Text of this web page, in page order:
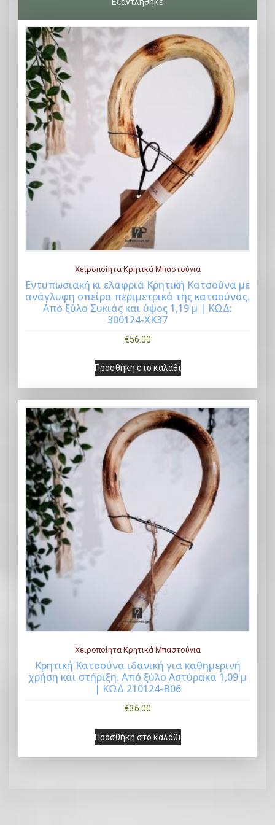
Buy Now
Χειροποίητα Κρητικά Μπαστούνια
Εντυπωσιακή κι ελαφριά Κρητική Κατσούνα με
ανάγλυφη σπείρα περιμετρικά της κατσούνας.
Από ξύλο Συκιάς και ύψος 1,19 μ | ΚΩΔ:
300124-ΧΚ37
€56.00
Προσθήκη στο καλάθι
Buy Now
Χειροποίητα Κρητικά Μπαστούνια
Κρητική Κατσούνα ιδανική για καθημερινή
χρήση και στήριξη. Από ξύλο Αστύρακα 1,09 μ
| ΚΩΔ 210124-Β06
€36.00
Προσθήκη στο καλάθι